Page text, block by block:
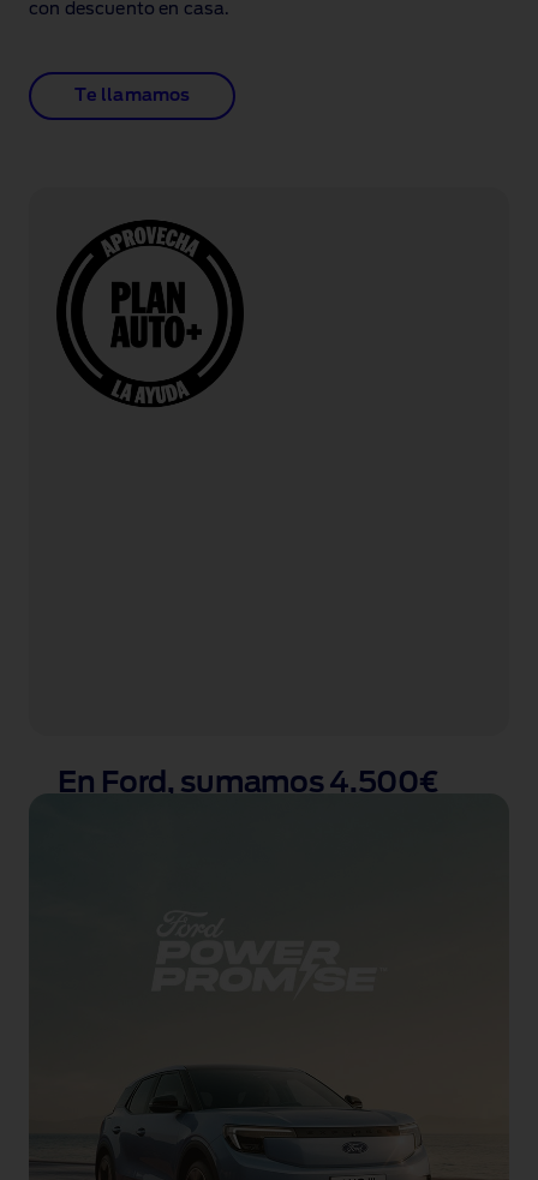
con descuento en casa.
Te llamamos
En Ford, sumamos 4.500€